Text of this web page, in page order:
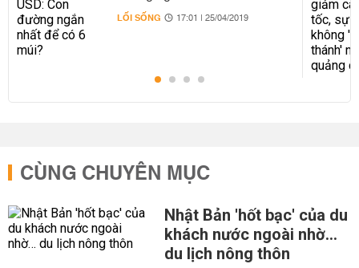
LỐI SỐNG 17:01 | 25/04/2019
CÙNG CHUYÊN MỤC
Nhật Bản 'hốt bạc' của du
khách nước ngoài nhờ…
du lịch nông thôn